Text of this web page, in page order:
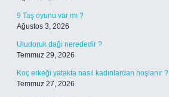
9 Taş oyunu var mı ?
Ağustos 3, 2026
Uludoruk dağı nerededir ?
Temmuz 29, 2026
Koç erkeği yatakta nasıl kadınlardan hoşlanır ?
Temmuz 27, 2026